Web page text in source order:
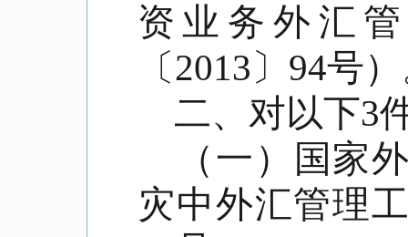
资业务外汇
〔2013〕 94号
二、对以下3
（一）国家
灾中外汇管理